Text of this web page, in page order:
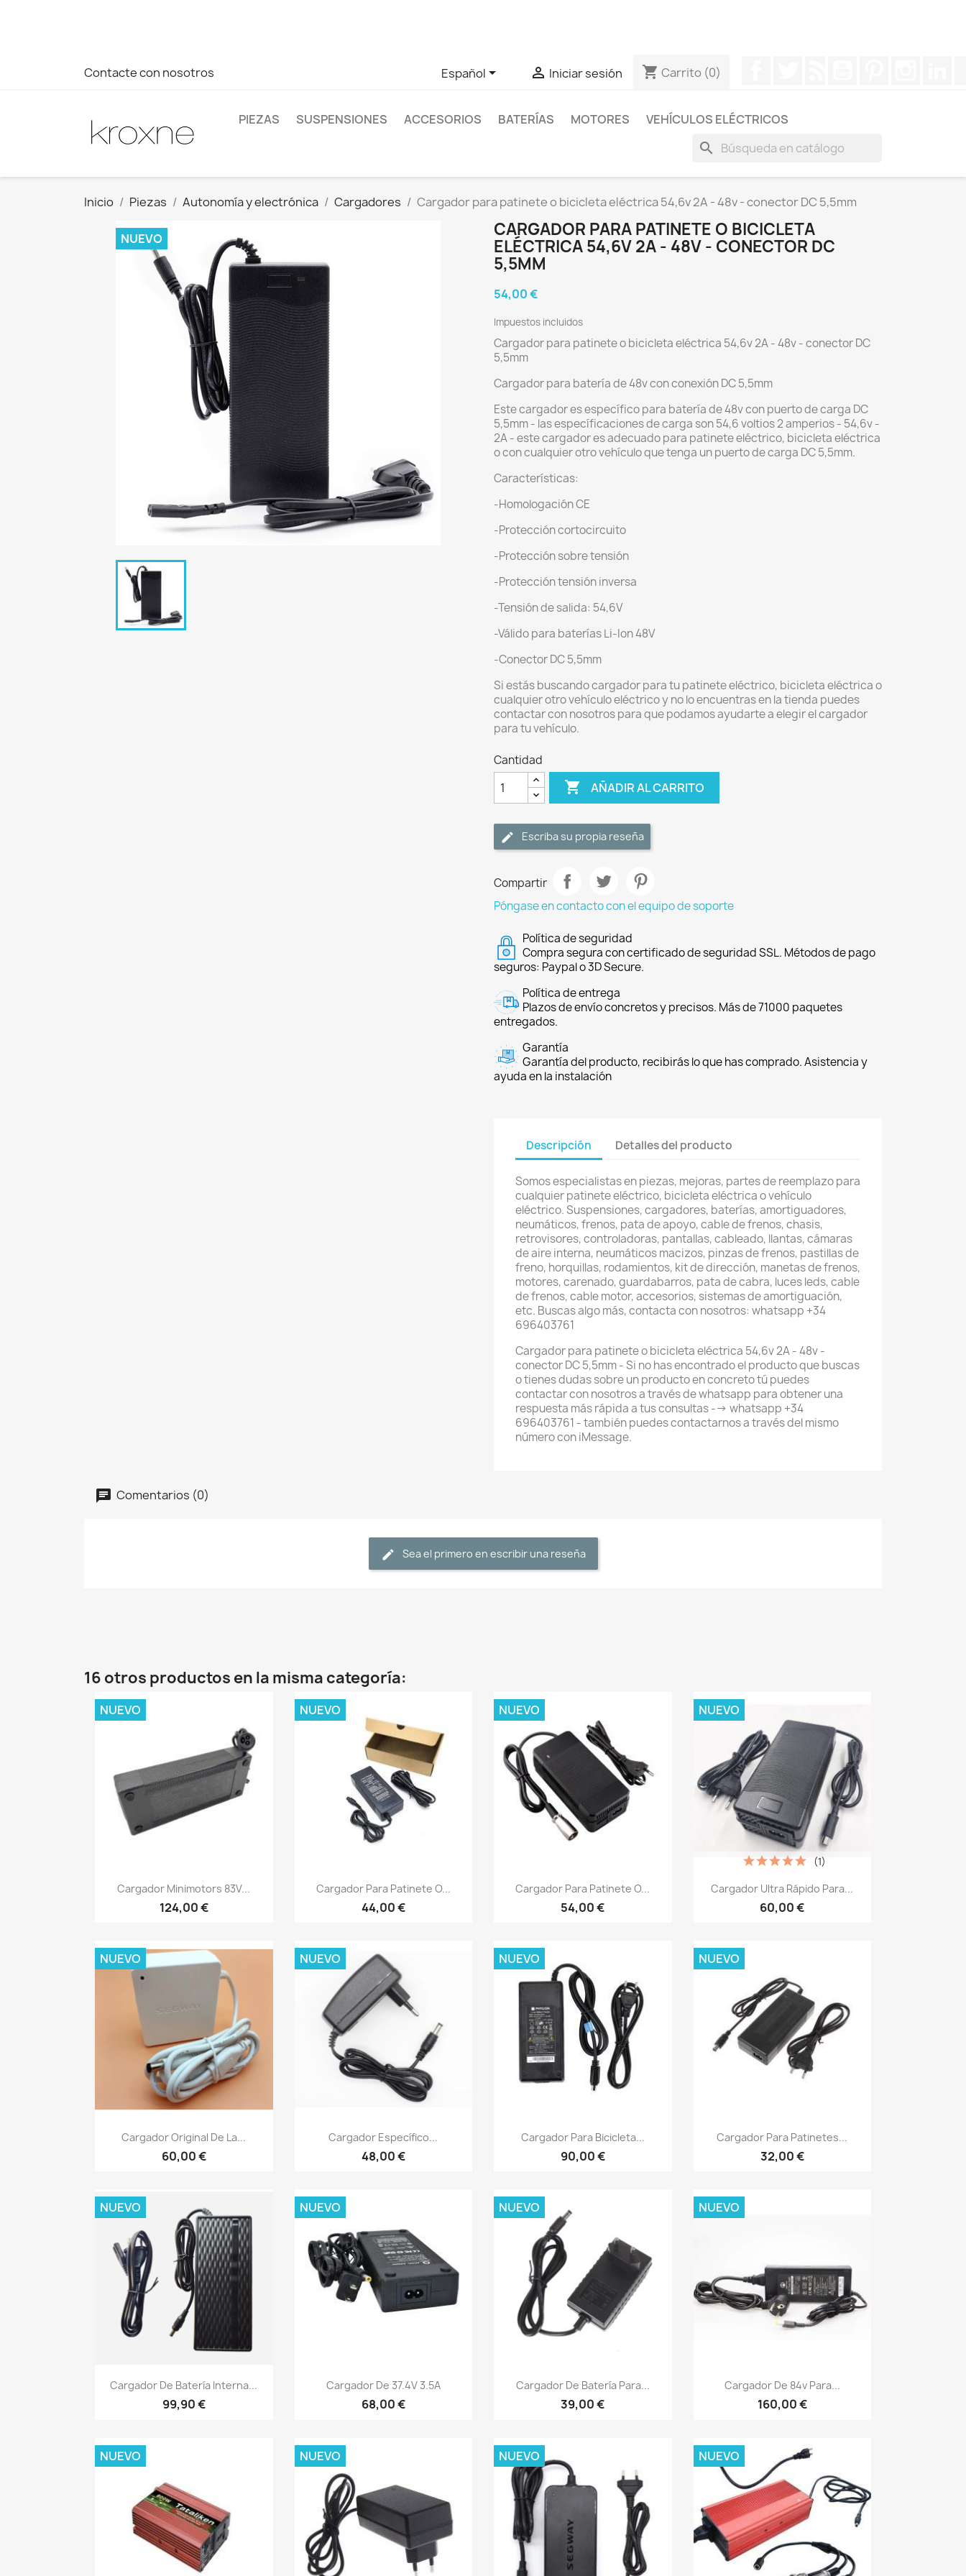
Contacte con nosotros Español  Iniciar sesión shopping_cart Carrito (0)
PIEZAS SUSPENSIONES ACCESORIOS BATERÍAS MOTORES VEHÍCULOS ELÉCTRICOS
search
Inicio Piezas Autonomía y electrónica Cargadores Cargador para patinete o bicicleta eléctrica 54,6v 2A - 48v - conector DC 5,5mm
NUEVO
CARGADOR PARA PATINETE O BICICLETA
ELÉCTRICA 54,6V 2A - 48V - CONECTOR DC
5,5MM
54,00 €
Impuestos incluidos
Cargador para patinete o bicicleta eléctrica 54,6v 2A - 48v - conector DC
5,5mm
Cargador para batería de 48v con conexión DC 5,5mm
Este cargador es específico para batería de 48v con puerto de carga DC
5,5mm - las específicaciones de carga son 54,6 voltios 2 amperios - 54,6v -
2A - este cargador es adecuado para patinete eléctrico, bicicleta eléctrica
o con cualquier otro vehículo que tenga un puerto de carga DC 5,5mm.
Características:
-Homologación CE
-Protección cortocircuito
-Protección sobre tensión
-Protección tensión inversa
-Tensión de salida: 54,6V
-Válido para baterías Li-Ion 48V
-Conector DC 5,5mm
Si estás buscando cargador para tu patinete eléctrico, bicicleta eléctrica o
cualquier otro vehículo eléctrico y no lo encuentras en la tienda puedes
contactar con nosotros para que podamos ayudarte a elegir el cargador
para tu vehículo.
Cantidad
 AÑADIR AL CARRITO
Escriba su propia reseña
Compartir
Póngase en contacto con el equipo de soporte
Política de seguridad
Compra segura con certificado de seguridad SSL. Métodos de pago
seguros: Paypal o 3D Secure.
Política de entrega
Plazos de envío concretos y precisos. Más de 71000 paquetes
entregados.
Garantía
Garantía del producto, recibirás lo que has comprado. Asistencia y
ayuda en la instalación
Descripción Detalles del producto
Somos especialistas en piezas, mejoras, partes de reemplazo para
cualquier patinete eléctrico, bicicleta eléctrica o vehículo
eléctrico. Suspensiones, cargadores, baterías, amortiguadores,
neumáticos, frenos, pata de apoyo, cable de frenos, chasis,
retrovisores, controladoras, pantallas, cableado, llantas, cámaras
de aire interna, neumáticos macizos, pinzas de frenos, pastillas de
freno, horquillas, rodamientos, kit de dirección, manetas de frenos,
motores, carenado, guardabarros, pata de cabra, luces leds, cable
de frenos, cable motor, accesorios, sistemas de amortiguación,
etc. Buscas algo más, contacta con nosotros: whatsapp +34
696403761
Cargador para patinete o bicicleta eléctrica 54,6v 2A - 48v -
conector DC 5,5mm - Si no has encontrado el producto que buscas
o tienes dudas sobre un producto en concreto tú puedes
contactar con nosotros a través de whatsapp para obtener una
respuesta más rápida a tus consultas --> whatsapp +34
696403761 - también puedes contactarnos a través del mismo
número con iMessage.
Comentarios (0)
Sea el primero en escribir una reseña
16 otros productos en la misma categoría:
Vista rápida
Cargador Minimotors 83V...
124,00 €
NUEVO
Vista rápida
Cargador Para Patinete O...
44,00 €
NUEVO
Vista rápida
Cargador Para Patinete O...
54,00 €
NUEVO
Vista rápida
Cargador Ultra Rápido Para...
60,00 €
(1)
NUEVO
Vista rápida
Cargador Original De La...
60,00 €
NUEVO
Vista rápida
Cargador Específico...
48,00 €
NUEVO
Vista rápida
Cargador Para Bicicleta...
90,00 €
NUEVO
Vista rápida
Cargador Para Patinetes...
32,00 €
NUEVO
Vista rápida
Cargador De Batería Interna...
99,90 €
NUEVO
Vista rápida
Cargador De 37.4V 3.5A
68,00 €
NUEVO
Vista rápida
Cargador De Batería Para...
39,00 €
NUEVO
Vista rápida
Cargador De 84v Para...
160,00 €
NUEVO
NUEVO NUEVO NUEVO NUEVO